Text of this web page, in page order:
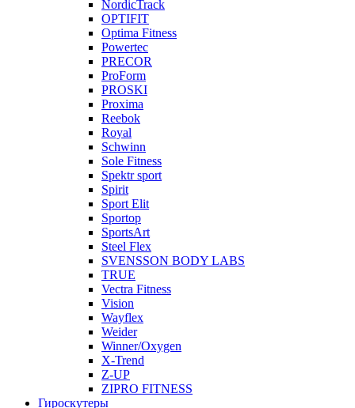
NordicTrack
OPTIFIT
Optima Fitness
Powertec
PRECOR
ProForm
PROSKI
Proxima
Reebok
Royal
Schwinn
Sole Fitness
Spektr sport
Spirit
Sport Elit
Sportop
SportsArt
Steel Flex
SVENSSON BODY LABS
TRUE
Vectra Fitness
Vision
Wayflex
Weider
Winner/Oxygen
X-Trend
Z-UP
ZIPRO FITNESS
Гироскутеры